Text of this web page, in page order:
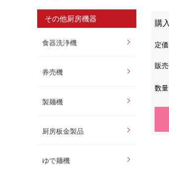
その他厨房機器
食器洗浄機
券売機
製麺機
厨房板金製品
ゆで麺機
購
定価
販
数量